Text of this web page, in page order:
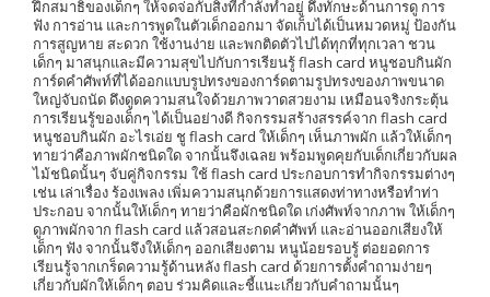
ฝึกสมาธิของเด็กๆ ให้จดจ่อกับสิ่งที่กำลังทำอยู่ ดึงทักษะด้านการดู การ
ฟัง การอ่าน และการพูดในตัวเด็กออกมา จัดเก็บได้เป็นหมวดหมู่ ป้องกัน
การสูญหาย สะดวก ใช้งานง่าย และพกติดตัวไปได้ทุกที่ทุกเวลา ชวน
เด็กๆ มาสนุกและมีความสุขไปกับการเรียนรู้ flash card หนูชอบกินผัก
การ์ดคำศัพท์ที่ได้ออกแบบรูปทรงของการ์ดตามรูปทรงของภาพขนาด
ใหญ่จับถนัด ดึงดูดความสนใจด้วยภาพวาดสวยงาม เหมือนจริงกระตุ้น
การเรียนรู้ของเด็กๆ ได้เป็นอย่างดี กิจกรรมสร้างสรรค์จาก flash card
หนูชอบกินผัก อะไรเอ่ย ชู flash card ให้เด็กๆ เห็นภาพผัก แล้วให้เด็กๆ
ทายว่าคือภาพผักชนิดใด จากนั้นจึงเฉลย พร้อมพูดคุยกับเด็กเกี่ยวกับผล
ไม้ชนิดนั้นๆ จับคู่กิจกรรม ใช้ flash card ประกอบการทำกิจกรรมต่างๆ
เช่น เล่าเรื่อง ร้องเพลง เพิ่มความสนุกด้วยการแสดงท่าทางหรือทำท่า
ประกอบ จากนั้นให้เด็กๆ ทายว่าคือผักชนิดใด เก่งศัพท์จากภาพ ให้เด็กๆ
ดูภาพผักจาก flash card แล้วสอนสะกดคำศัพท์ และอ่านออกเสียงให้
เด็กๆ ฟัง จากนั้นจึงให้เด็กๆ ออกเสียงตาม หนูน้อยรอบรู้ ต่อยอดการ
เรียนรู้จากเกร็ดความรู้ด้านหลัง flash card ด้วยการตั้งคำถามง่ายๆ
เกี่ยวกับผักให้เด็กๆ ตอบ ร่วมคิดและชี้แนะเกี่ยวกับคำถามนั้นๆ